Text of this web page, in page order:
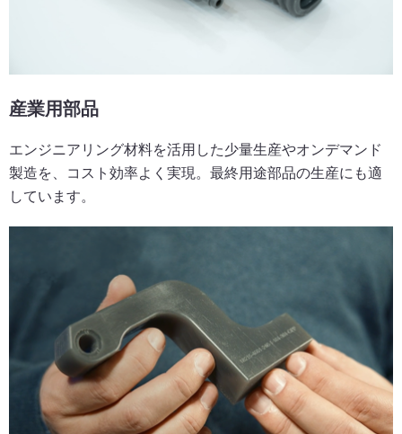
産業用部品
エンジニアリング材料を活用した少量生産やオンデマンド
製造を、コスト効率よく実現。最終用途部品の生産にも適
しています。